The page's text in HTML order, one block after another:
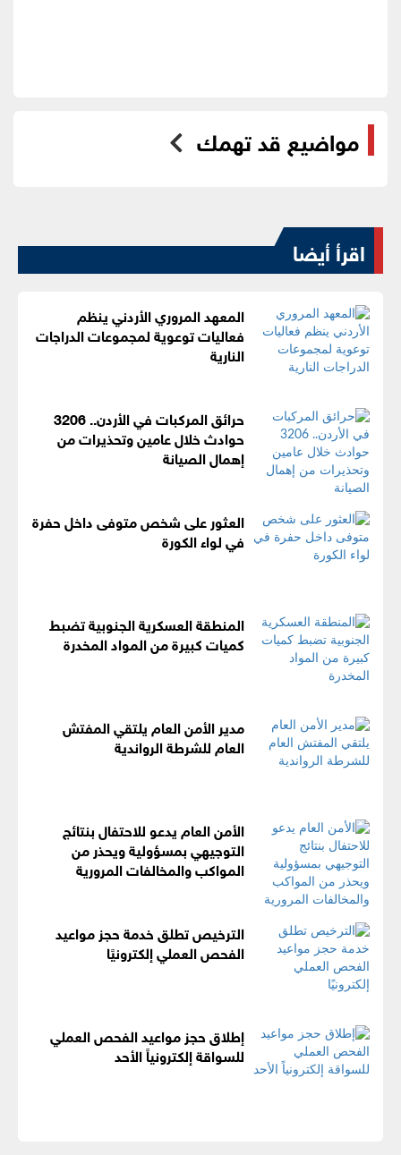
مواضيع قد تهمك
اقرأ أيضا
المعهد المروري الأردني ينظم
فعاليات توعوية لمجموعات الدراجات
النارية
حرائق المركبات في الأردن.. 3206
حوادث خلال عامين وتحذيرات من
إهمال الصيانة
العثور على شخص متوفى داخل حفرة
في لواء الكورة
المنطقة العسكرية الجنوبية تضبط
كميات كبيرة من المواد المخدرة
مدير الأمن العام يلتقي المفتش
العام للشرطة الرواندية
الأمن العام يدعو للاحتفال بنتائج
التوجيهي بمسؤولية ويحذر من
المواكب والمخالفات المرورية
الترخيص تطلق خدمة حجز مواعيد
الفحص العملي إلكترونيًا
إطلاق حجز مواعيد الفحص العملي
للسواقة إلكترونياً الأحد